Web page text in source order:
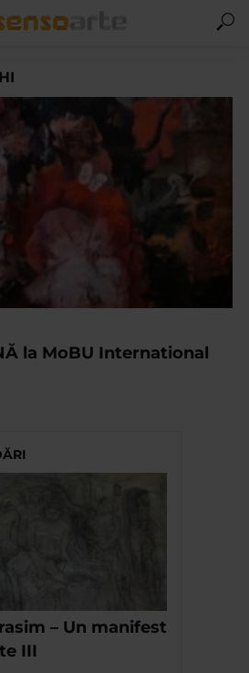
la MoBU International
– Un manifest
III